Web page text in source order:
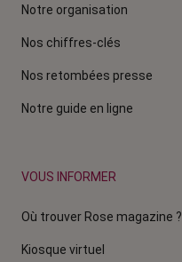
Notre organisation
Nos chiffres-clés
Nos retombées presse
Notre guide en ligne
VOUS INFORMER
Où trouver Rose magazine ?
Kiosque virtuel